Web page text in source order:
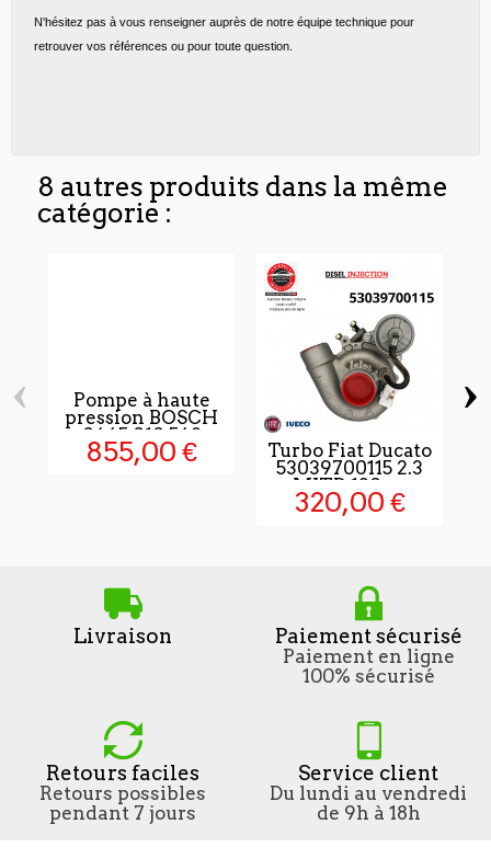
N'hésitez pas à vous renseigner auprès de notre équipe technique pour
retrouver vos références ou pour toute question.
8 autres produits dans la même
catégorie :
Pompe à haute
pression BOSCH
0445 010 548
855,00 €
Turbo Fiat Ducato
53039700115 2.3
MJTD 120 cv
320,00 €
‹ ›
Livraison Paiement sécurisé
Paiement en ligne
100% sécurisé
Retours faciles
Retours possibles
pendant 7 jours
Service client
Du lundi au vendredi
de 9h à 18h